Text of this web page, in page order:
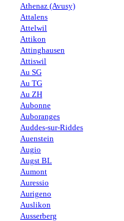
Athenaz (Avusy)
Attalens
Attelwil
Attikon
Attinghausen
Attiswil
Au SG
Au TG
Au ZH
Aubonne
Auboranges
Auddes-sur-Riddes
Auenstein
Augio
Augst BL
Aumont
Auressio
Aurigeno
Auslikon
Ausserberg